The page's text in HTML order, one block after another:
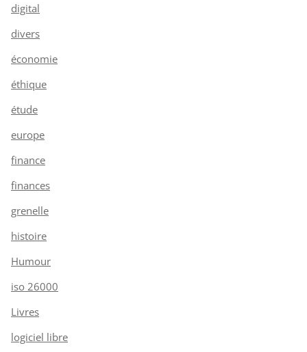
digital
divers
économie
éthique
étude
europe
finance
finances
grenelle
histoire
Humour
iso 26000
Livres
logiciel libre